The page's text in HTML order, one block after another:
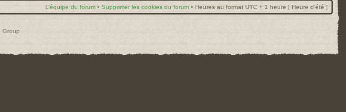
L’équipe du forum • Supprimer les cookies du forum • Heures au format UTC + 1 heure [ Heure d’été ]
Group